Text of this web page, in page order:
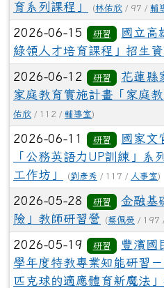
育系列課程」
(林佑欣 / 97 / 輔
2026-06-15 研習
國立高
綠領人才培育課程」招生
2026-06-12 研習
花蓮縣
家庭教育實施計畫「家庭
佑欣 / 112 / 輔導室)
2026-06-11 研習
國家文
「公務英語力UP訓練」系
工作坊」
(劉彥秀 / 117 / 人事室)
2026-05-28 研習
金融基
險」教師研習營
(蔡佩熒 / 197
2026-05-19 研習
豐濱國
學年度特教專業知能研習
匹克球的適應體育新魔法